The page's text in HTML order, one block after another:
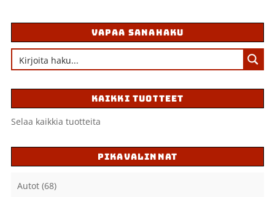
VAPAA SANAHAKU
KAIKKI TUOTTEET
Selaa kaikkia tuotteita
PIKAVALINNAT
Autot (68)